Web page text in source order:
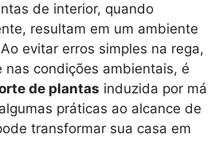
de interior, quando
resultam em um ambiente
evitar erros simples na rega,
nas condições ambientais, é
de plantas induzida por má
práticas ao alcance de
transformar sua casa em